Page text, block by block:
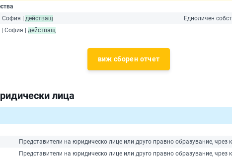
София | действащ
Едноличен
| София | действащ
виж сборен отчет
лица
Представители на юридическо лице или друго правно образувание, чрез
Представители на юридическо лице или друго правно образувание, чрез